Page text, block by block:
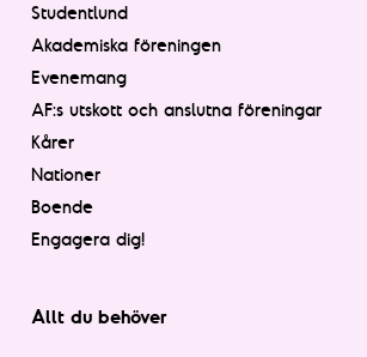
Studentlund
Akademiska föreningen
Evenemang
AF:s utskott och anslutna föreningar
Kårer
Nationer
Boende
Engagera dig!
Allt du behöver